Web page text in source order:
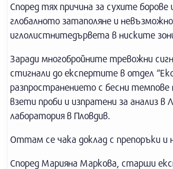
Според тях причина за сухите борове
глобалното затаполяне и
иглолистнитедървета в ниските
Заради многобройните тревожни
стигнали до експертите в отдел
разпространението с бесни
взети проби и изпратени за анализ
лаборатория в Пловдив.
Оттам се чака доклад с препоръки и
Според Марияна Маркова, старши